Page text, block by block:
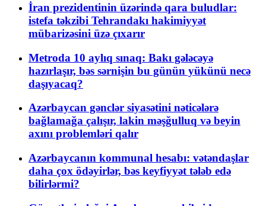
İran prezidentinin üzərində qara buludlar:
istefa təkzibi Tehrandakı hakimiyyət
mübarizəsini üzə çıxarır
Metroda 10 aylıq sınaq: Bakı gələcəyə
hazırlaşır, bəs sərnişin bu günün yükünü necə
daşıyacaq?
Azərbaycan gənclər siyasətini nəticələrə
bağlamağa çalışır, lakin məşğulluq və beyin
axını problemləri qalır
Azərbaycanın kommunal hesabı: vətəndaşlar
daha çox ödəyirlər, bəs keyfiyyət tələb edə
bilirlərmi?